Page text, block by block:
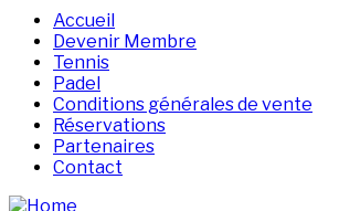
Footer
Accueil
Devenir Membre
Tennis
Padel
Conditions générales de vente
Réservations
Partenaires
Contact